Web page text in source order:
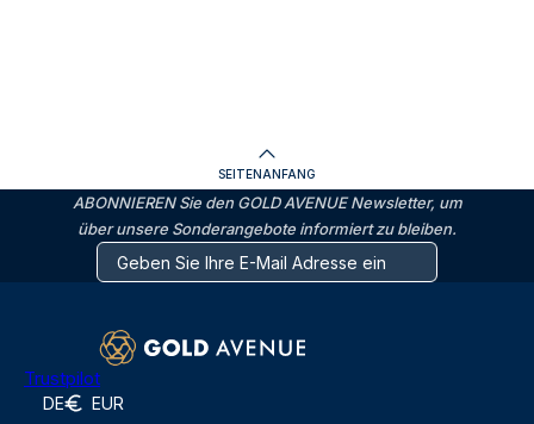
SEITENANFANG
ABONNIEREN Sie den GOLD AVENUE Newsletter, um
über unsere Sonderangebote informiert zu bleiben.
Trustpilot
DE EUR